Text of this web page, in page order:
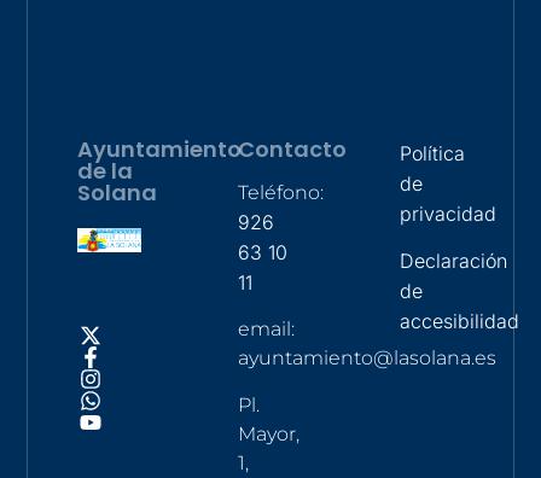
Ayuntamiento
de la
Solana
Contacto
Teléfono:
926
63 10
11
email:
ayuntamiento@lasolana.es
Pl.
Mayor,
1,
Política
de
privacidad
Declaración
de
accesibilidad